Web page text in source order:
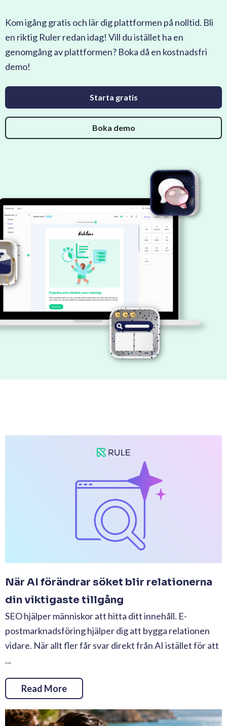
Kom igång gratis och lär dig plattformen på nolltid. Bli
en riktig Ruler redan idag! Vill du istället ha en
genomgång av plattformen? Boka då en kostnadsfri
demo!
Starta gratis
Boka demo
När AI förändrar söket blir relationerna
din viktigaste tillgång
SEO hjälper människor att hitta ditt innehåll. E-
postmarknadsföring hjälper dig att bygga relationen
vidare. När allt fler får svar direkt från AI istället för att
...
Read More